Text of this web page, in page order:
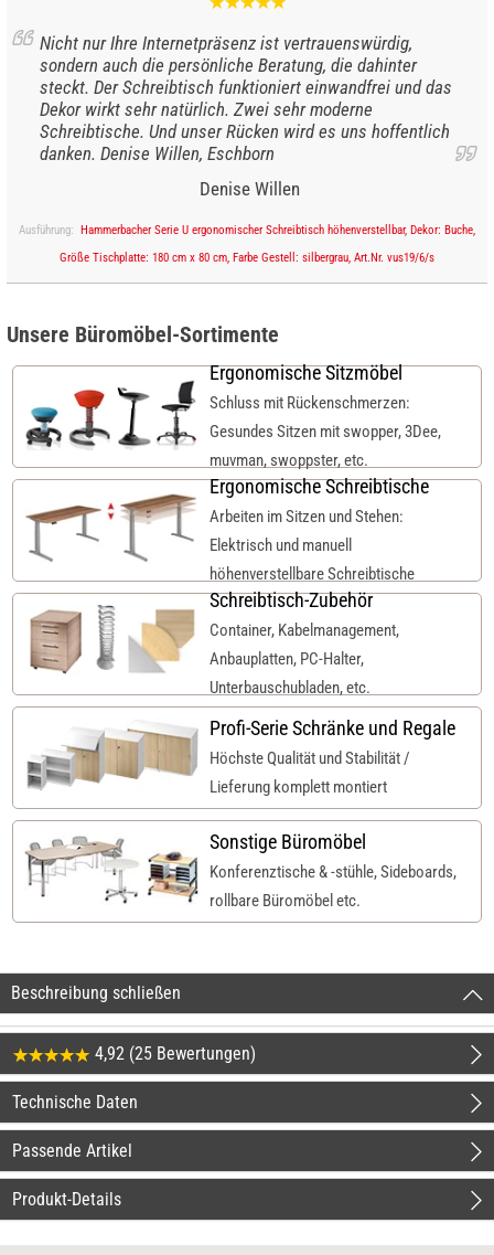
Nicht nur Ihre Internetpräsenz ist vertrauenswürdig,
sondern auch die persönliche Beratung, die dahinter
steckt. Der Schreibtisch funktioniert einwandfrei und das
Dekor wirkt sehr natürlich. Zwei sehr moderne
Schreibtische. Und unser Rücken wird es uns hoffentlich
danken. Denise Willen, Eschborn
Denise Willen
Ausführung: Hammerbacher Serie U ergonomischer Schreibtisch höhenverstellbar, Dekor: Buche,
Größe Tischplatte: 180 cm x 80 cm, Farbe Gestell: silbergrau, Art.Nr. vus19/6/s
Unsere Büromöbel-Sortimente
Ergonomische Sitzmöbel
Schluss mit Rückenschmerzen:
Gesundes Sitzen mit swopper, 3Dee,
muvman, swoppster, etc.
Ergonomische Schreibtische
Arbeiten im Sitzen und Stehen:
Elektrisch und manuell
höhenverstellbare Schreibtische
Schreibtisch-Zubehör
Container, Kabelmanagement,
Anbauplatten, PC-Halter,
Unterbauschubladen, etc.
Profi-Serie Schränke und Regale
Höchste Qualität und Stabilität /
Lieferung komplett montiert
Sonstige Büromöbel
Konferenztische & -stühle, Sideboards,
rollbare Büromöbel etc.
Beschreibung schließen
4,92 (25 Bewertungen)
Technische Daten
Passende Artikel
Produkt-Details